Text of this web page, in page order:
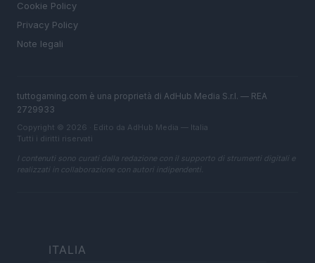
Cookie Policy
Privacy Policy
Note legali
tuttogaming.com è una proprietà di AdHub Media S.r.l. — REA
2729933
Copyright © 2026 · Edito da AdHub Media — Italia
Tutti i diritti riservati
I contenuti sono curati dalla redazione con il supporto di strumenti digitali e
realizzati in collaborazione con autori indipendenti.
ITALIA